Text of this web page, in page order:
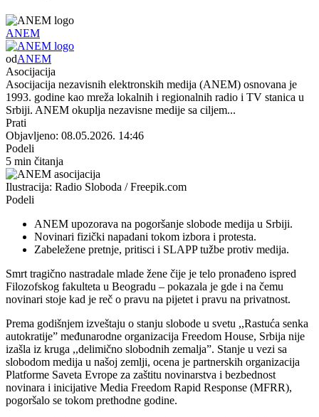
ANEM
odANEM
Asocijacija
Asocijacija nezavisnih elektronskih medija (ANEM) osnovana je
1993. godine kao mreža lokalnih i regionalnih radio i TV stanica u
Srbiji. ANEM okuplja nezavisne medije sa ciljem...
Prati
Objavljeno: 08.05.2026. 14:46
Podeli
5 min čitanja
Ilustracija: Radio Sloboda / Freepik.com
Podeli
ANEM upozorava na pogoršanje slobode medija u Srbiji.
Novinari fizički napadani tokom izbora i protesta.
Zabeležene pretnje, pritisci i SLAPP tužbe protiv medija.
Smrt tragično nastradale mlade žene čije je telo pronađeno ispred
Filozofskog fakulteta u Beogradu – pokazala je gde i na čemu
novinari stoje kad je reč o pravu na pijetet i pravu na privatnost.
Prema godišnjem izveštaju o stanju slobode u svetu ,,Rastuća senka
autokratije” međunarodne organizacija Freedom House, Srbija nije
izašla iz kruga ,,delimično slobodnih zemalja”. Stanje u vezi sa
slobodom medija u našoj zemlji, ocena je partnerskih organizacija
Platforme Saveta Evrope za zaštitu novinarstva i bezbednost
novinara i inicijative Media Freedom Rapid Response (MFRR),
pogoršalo se tokom prethodne godine.